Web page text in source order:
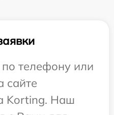
телефону или
сайте
Korting. Наш